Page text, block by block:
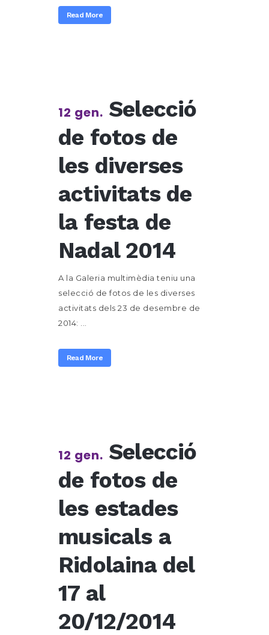
Read More
12 gen. Selecció
de fotos de
les diverses
activitats de
la festa de
Nadal 2014
A la Galeria multimèdia teniu una
selecció de fotos de les diverses
activitats dels 23 de desembre de
2014: ...
Read More
12 gen. Selecció
de fotos de
les estades
musicals a
Ridolaina del
17 al
20/12/2014